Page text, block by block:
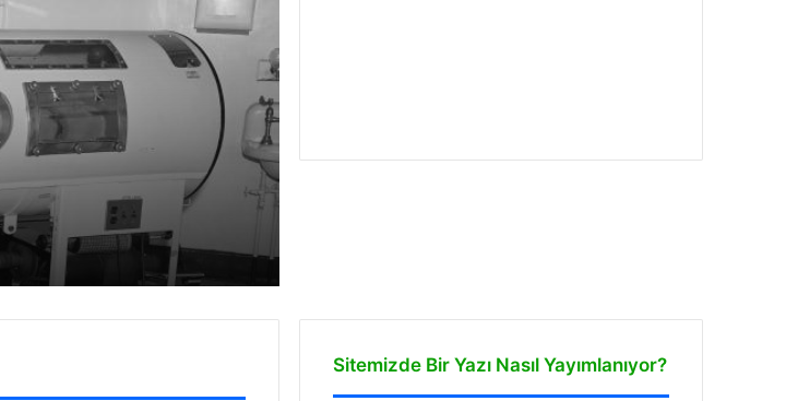
Sitemizde Bir Yazı Nasıl Yayımlanıyor?